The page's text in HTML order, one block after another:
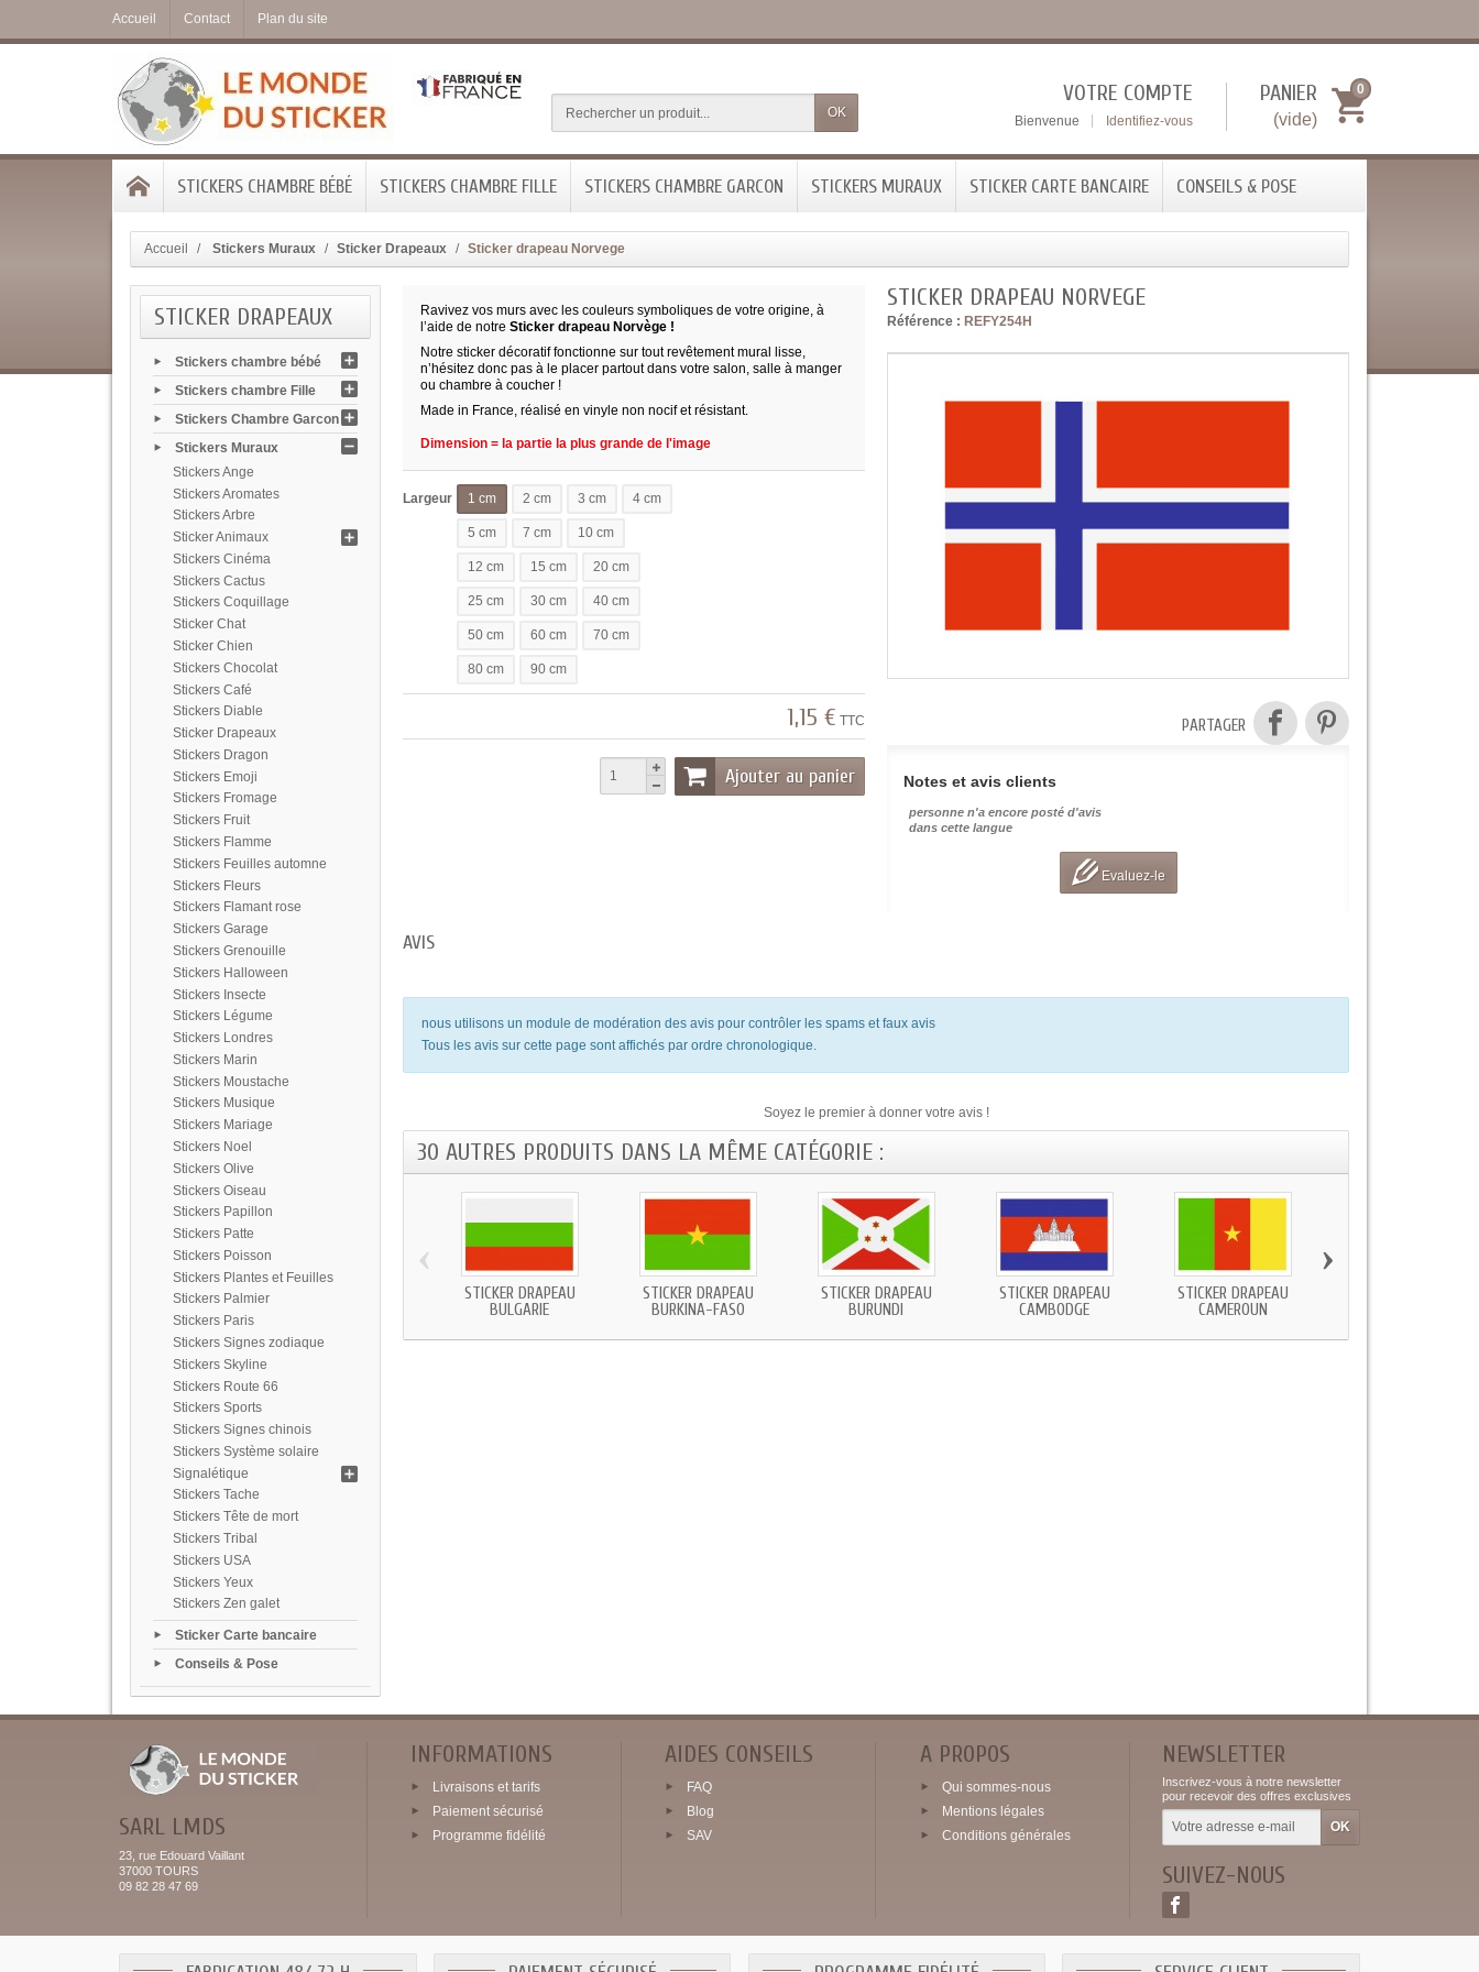
Accueil Contact Plan du site
OK
PANIER
(vide)
0
VOTRE COMPTE
Bienvenue Identifiez-vous
STICKERS CHAMBRE BÉBÉ STICKERS CHAMBRE FILLE STICKERS CHAMBRE GARCON STICKERS MURAUX STICKER CARTE BANCAIRE CONSEILS & POSE
Accueil Stickers Muraux Sticker Drapeaux Sticker drapeau Norvege
STICKER DRAPEAUX
Stickers chambre bébé
Stickers chambre Fille
Stickers Chambre Garcon
Stickers Muraux
Stickers Ange
Stickers Aromates
Stickers Arbre
Sticker Animaux
Stickers Cinéma
Stickers Cactus
Stickers Coquillage
Sticker Chat
Sticker Chien
Stickers Chocolat
Stickers Café
Stickers Diable
Sticker Drapeaux
Stickers Dragon
Stickers Emoji
Stickers Fromage
Stickers Fruit
Stickers Flamme
Stickers Feuilles automne
Stickers Fleurs
Stickers Flamant rose
Stickers Garage
Stickers Grenouille
Stickers Halloween
Stickers Insecte
Stickers Légume
Stickers Londres
Stickers Marin
Stickers Moustache
Stickers Musique
Stickers Mariage
Stickers Noel
Stickers Olive
Stickers Oiseau
Stickers Papillon
Stickers Patte
Stickers Poisson
Stickers Plantes et Feuilles
Stickers Palmier
Stickers Paris
Stickers Signes zodiaque
Stickers Skyline
Stickers Route 66
Stickers Sports
Stickers Signes chinois
Stickers Système solaire
Signalétique
Stickers Tache
Stickers Tête de mort
Stickers Tribal
Stickers USA
Stickers Yeux
Stickers Zen galet
Sticker Carte bancaire
Conseils & Pose
STICKER DRAPEAU NORVEGE
Référence : REFY254H
PARTAGER
Notes et avis clients
personne n'a encore posté d'avis
dans cette langue
Evaluez-le
Ravivez vos murs avec les couleurs symboliques de votre origine, à
l’aide de notreSticker drapeau Norvège !
Notre sticker décoratif fonctionne sur tout revêtement mural lisse,
n’hésitez donc pas à le placer partout dans votre salon, salle à manger
ou chambre à coucher !
Made in France, réalisé en vinyle non nocif et résistant.
Dimension = la partie la plus grande de l'image
Largeur 1 cm 2 cm 3 cm 4 cm
5 cm 7 cm 10 cm
12 cm 15 cm 20 cm
25 cm 30 cm 40 cm
50 cm 60 cm 70 cm
80 cm 90 cm
1,15 € TTC
Ajouter au panier
AVIS
nous utilisons un module de modération des avis pour contrôler les spams et faux avis
Tous les avis sur cette page sont affichés par ordre chronologique.
Soyez le premier à donner votre avis !
30 AUTRES PRODUITS DANS LA MÊME CATÉGORIE :
STICKER DRAPEAU
BULGARIE
STICKER DRAPEAU
BURKINA-FASO
STICKER DRAPEAU
BURUNDI
STICKER DRAPEAU
CAMBODGE
STICKER DRAPEAU
CAMEROUN
‹ ›
SARL LMDS
23, rue Edouard Vaillant
37000 TOURS
09 82 28 47 69
INFORMATIONS
Livraisons et tarifs
Paiement sécurisé
Programme fidélité
AIDES CONSEILS
FAQ
Blog
SAV
A PROPOS
Qui sommes-nous
Mentions légales
Conditions générales
NEWSLETTER
Inscrivez-vous à notre newsletter
pour recevoir des offres exclusives
SUIVEZ-NOUS